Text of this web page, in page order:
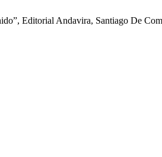
Editorial Andavira, Santiago De